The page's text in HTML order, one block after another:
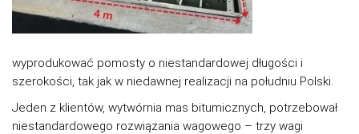
wyprodukować pomosty o niestandardowej długości i
szerokości, tak jak w niedawnej realizacji na południu Polski.
Jeden z klientów, wytwórnia mas bitumicznych, potrzebował
niestandardowego rozwiązania wagowego – trzy wagi